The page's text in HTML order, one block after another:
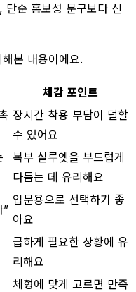
단순 홍보성 문구보다 신
본 내용이에요.
체감 포인트
장시간 착용 부담이 덜할
수 있어요
복부 실루엣을 부드럽게
다듬는 데 유리해요
”
입문용으로 선택하기 좋
아요
급하게 필요한 상황에 유
리해요
체형에 맞게 고르면 만족